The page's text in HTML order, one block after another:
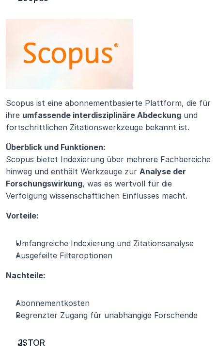
Scopus ist eine abonnementbasierte Plattform, die für
ihre umfassende interdisziplinäre Abdeckung und
fortschrittlichen Zitationswerkzeuge bekannt ist.
Überblick und Funktionen:
Scopus bietet Indexierung über mehrere Fachbereiche
hinweg und enthält Werkzeuge zur Analyse der
Forschungswirkung, was es wertvoll für die
Verfolgung wissenschaftlichen Einflusses macht.
Vorteile:
Umfangreiche Indexierung und Zitationsanalyse
Ausgefeilte Filteroptionen
Nachteile:
Abonnementkosten
Begrenzter Zugang für unabhängige Forschende
JSTOR